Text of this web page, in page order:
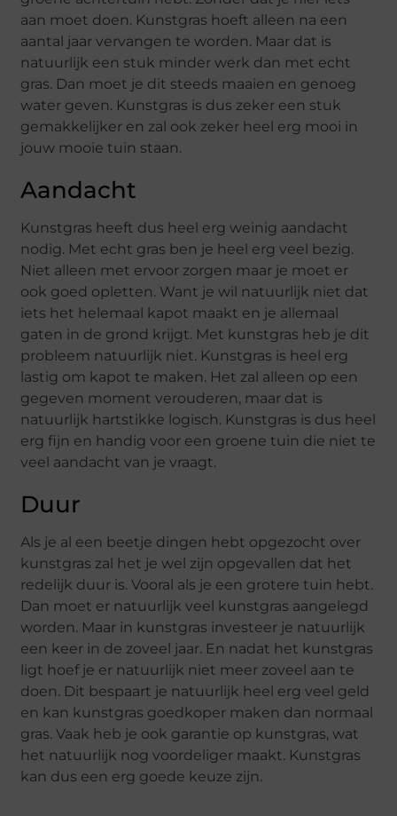
aan moet doen. Kunstgras hoeft alleen na een
aantal jaar vervangen te worden. Maar dat is
natuurlijk een stuk minder werk dan met echt
gras. Dan moet je dit steeds maaien en genoeg
water geven. Kunstgras is dus zeker een stuk
gemakkelijker en zal ook zeker heel erg mooi in
jouw mooie tuin staan.
Aandacht
Kunstgras heeft dus heel erg weinig aandacht
nodig. Met echt gras ben je heel erg veel bezig.
Niet alleen met ervoor zorgen maar je moet er
ook goed opletten. Want je wil natuurlijk niet dat
iets het helemaal kapot maakt en je allemaal
gaten in de grond krijgt. Met kunstgras heb je dit
probleem natuurlijk niet. Kunstgras is heel erg
lastig om kapot te maken. Het zal alleen op een
gegeven moment verouderen, maar dat is
natuurlijk hartstikke logisch. Kunstgras is dus heel
erg fijn en handig voor een groene tuin die niet te
veel aandacht van je vraagt.
Duur
Als je al een beetje dingen hebt opgezocht over
kunstgras zal het je wel zijn opgevallen dat het
redelijk duur is. Vooral als je een grotere tuin hebt.
Dan moet er natuurlijk veel kunstgras aangelegd
worden. Maar in kunstgras investeer je natuurlijk
een keer in de zoveel jaar. En nadat het kunstgras
ligt hoef je er natuurlijk niet meer zoveel aan te
doen. Dit bespaart je natuurlijk heel erg veel geld
en kan kunstgras goedkoper maken dan normaal
gras. Vaak heb je ook garantie op kunstgras, wat
het natuurlijk nog voordeliger maakt. Kunstgras
kan dus een erg goede keuze zijn.